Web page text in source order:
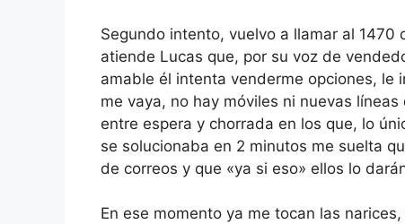
Segundo intento, vuelvo a llamar al 1470
atiende Lucas que, por su voz de
amable él intenta venderme opciones, le
me vaya, no hay móviles ni nuevas
entre espera y chorrada en los que, lo
se solucionaba en 2 minutos me suelta
de correos y que «ya si eso» ellos lo
En ese momento ya me tocan las